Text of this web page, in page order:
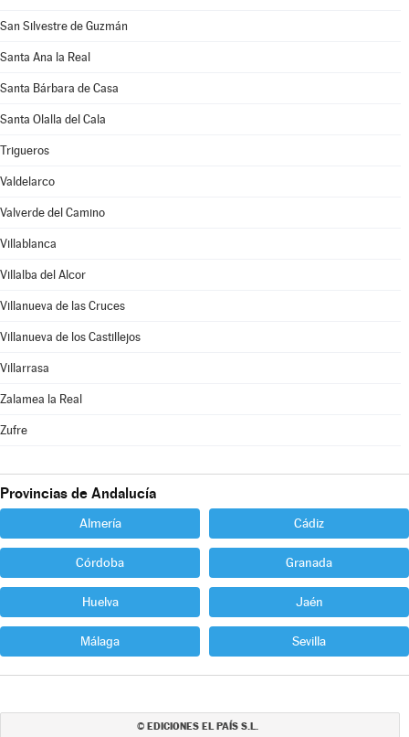
San Silvestre de Guzmán
Santa Ana la Real
Santa Bárbara de Casa
Santa Olalla del Cala
Trigueros
Valdelarco
Valverde del Camino
Villablanca
Villalba del Alcor
Villanueva de las Cruces
Villanueva de los Castillejos
Villarrasa
Zalamea la Real
Zufre
Provincias de Andalucía
Almería Cádiz
Córdoba Granada
Huelva Jaén
Málaga Sevilla
© EDICIONES EL PAÍS S.L.